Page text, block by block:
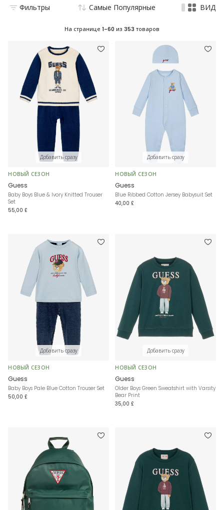
Фильтры Самые Популярные ВИД
На странице 1-60 из 353 товаров
Добавить сразу
НОВЫЙ СЕЗОН
Guess
Baby Boys Blue & Ivory Knitted Trouser
Set
55,00 £
Добавить сразу
НОВЫЙ СЕЗОН
Guess
Blue Ribbed Cotton Jersey Babysuit Set
40,00 £
Добавить сразу
НОВЫЙ СЕЗОН
Guess
Baby Boys Pale Blue Cotton Trouser Set
50,00 £
Добавить сразу
НОВЫЙ СЕЗОН
Guess
Older Boys Green Sweatshirt with Varsity
Bear Print
35,00 £